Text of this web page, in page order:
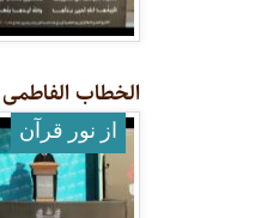
الخطاب الفاطمی
از نور قرآن